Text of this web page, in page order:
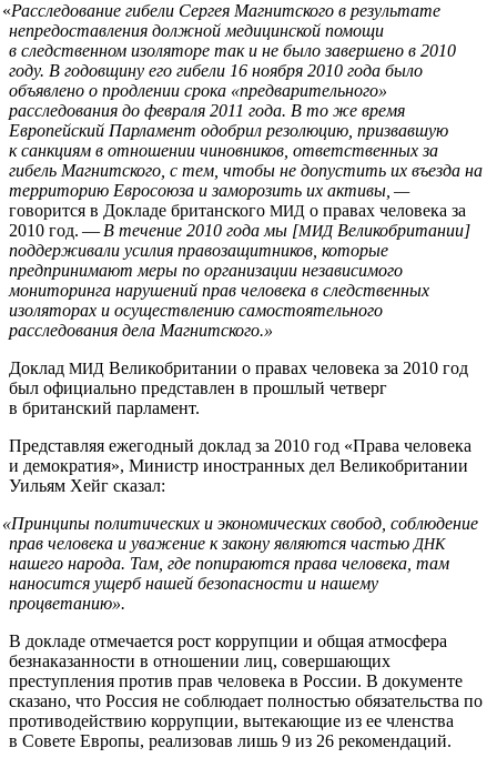
«Расследование гибели Сергея Магнитского в результате
непредоставления должной медицинской помощи
в следственном изоляторе так и не было завершено в 2010
году. В годовщину его гибели 16 ноября 2010 года было
объявлено о продлении срока «предварительного»
расследования до февраля 2011 года. В то же время
Европейский Парламент одобрил резолюцию, призвавшую
к санкциям в отношении чиновников, ответственных за
гибель Магнитского, с тем, чтобы не допустить их въезда на
территорию Евросоюза и заморозить их активы, —
говорится в Докладе британского МИД о правах человека за
2010 год. — В течение 2010 года мы [МИДВеликобритании]
поддерживали усилия правозащитников, которые
предпринимают меры по организации независимого
мониторинга нарушений прав человека в следственных
изоляторах и осуществлению самостоятельного
расследования дела Магнитского.»
Доклад МИД Великобритании о правах человека за 2010 год
был официально представлен в прошлый четверг
в британский парламент.
Представляя ежегодный доклад за 2010 год «Права человека
и демократия», Министр иностранных дел Великобритании
Уильям Хейг сказал:
«Принципы политических и экономических свобод, соблюдение
прав человека и уважение к закону являются частью ДНК
нашего народа. Там, где попираются права человека, там
наносится ущерб нашей безопасности и нашему
процветанию».
В докладе отмечается рост коррупции и общая атмосфера
безнаказанности в отношении лиц, совершающих
преступления против прав человека в России. В документе
сказано, что Россия не соблюдает полностью обязательства по
противодействию коррупции, вытекающие из ее членства
в Совете Европы, реализовав лишь 9 из 26 рекомендаций.